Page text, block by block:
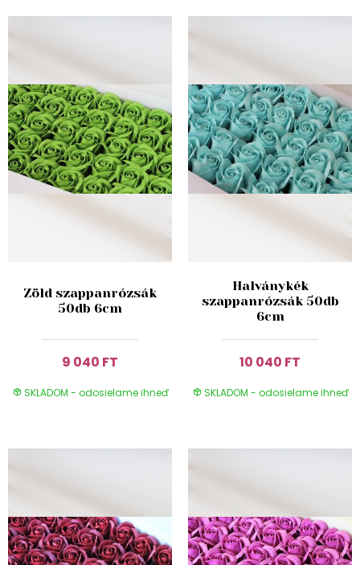
Zöld szappanrózsák
50db 6cm
9 040 FT
SKLADOM - odosielame ihneď
Halványkék
szappanrózsák 50db
6cm
10 040 FT
SKLADOM - odosielame ihneď